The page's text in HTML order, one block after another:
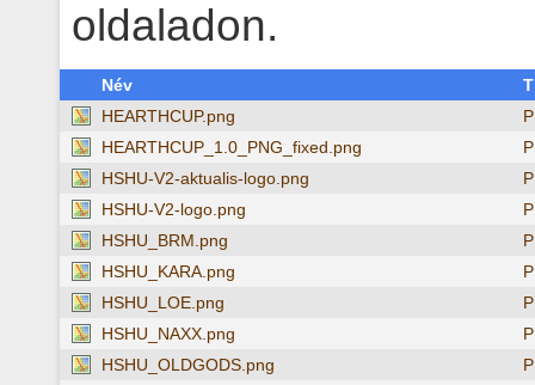
oldaladon.
Név
HEARTHCUP.png
HEARTHCUP_1.0_PNG_fixed.png
HSHU-V2-aktualis-logo.png
HSHU-V2-logo.png
HSHU_BRM.png
HSHU_KARA.png
HSHU_LOE.png
HSHU_NAXX.png
HSHU_OLDGODS.png